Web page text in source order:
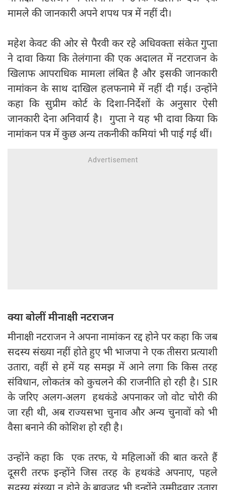
मामले की जानकारी अपने शपथ पत्र में नहीं दी।
महेश केवट की ओर से पैरवी कर रहे अधिवक्ता संकेत गुप्ता
ने दावा किया कि तेलंगाना की एक अदालत में नटराजन के
खिलाफ आपराधिक मामला लंबित है और इसकी जानकारी
नामांकन के साथ दाखिल हलफनामे में नहीं दी गई। उन्होंने
कहा कि सुप्रीम कोर्ट के दिशा-निर्देशों के अनुसार ऐसी
जानकारी देना अनिवार्य है। गुप्ता ने यह भी दावा किया कि
नामांकन पत्र में कुछ अन्य तकनीकी कमियां भी पाई गई थीं।
क्या बोलीं मीनाक्षी नटराजन
मीनाक्षी नटराजन ने अपना नामांकन रद्द होने पर कहा कि जब
सदस्य संख्या नहीं होते हुए भी भाजपा ने एक तीसरा प्रत्याशी
उतारा, वहीं से हमें यह समझ में आने लगा कि किस तरह
संविधान, लोकतंत्र को कुचलने की राजनीति हो रही है। SIR
के जरिए अलग-अलग हथकंडे अपनाकर जो वोट चोरी की
जा रही थी, अब राज्यसभा चुनाव और अन्य चुनावों को भी
वैसा बनाने की कोशिश हो रही है।
उन्होंने कहा कि एक तरफ, ये महिलाओं की बात करते हैं
दूसरी तरफ इन्होंने जिस तरह के हथकंडे अपनाए, पहले